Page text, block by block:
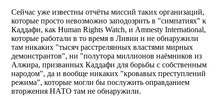
Сейчас уже известны отчёты миссий таких организаций,
которые просто невозможно заподозрить в "симпатиях" к
Каддафи, как Human Rights Watch, и Amnesty International,
которые работали в то время в Ливии и не обнаружили
там никаких "тысяч расстрелянных властями мирных
демонстрантов", ни "полутора миллионов наёмников из
Алжира, призванных Каддафи для борьбы с собственным
народом", да и вообще никаких "кровавых преступлений
режима", которые могли бы послужить оправданием
вторжения НАТО там не обнаружили.